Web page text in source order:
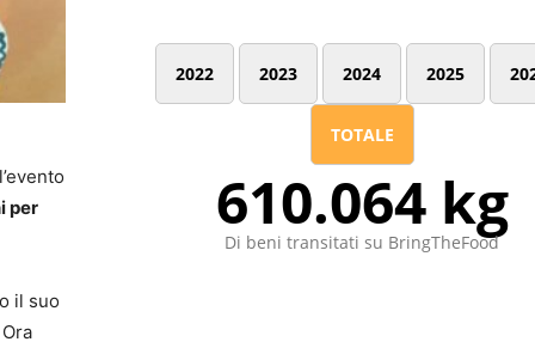
per
il suo
2022 2023 2024 2025
TOTALE
610.064 kg
Di beni transitati su BringTheFood